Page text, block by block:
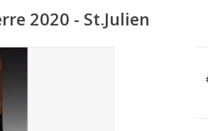
2020 - St.Julien